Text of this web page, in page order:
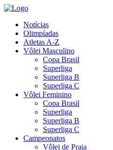
Notícias
Olimpíadas
Atletas A-Z
Vôlei Masculino
Copa Brasil
Superliga
Superliga B
Superliga C
Vôlei Feminino
Copa Brasil
Superliga
Superliga B
Superliga C
Campeonatos
Vôlei de Praia